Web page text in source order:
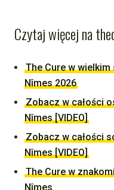
Czytaj więcej na
The Cure w
Nîmes 2026
Zobacz w całości
Nîmes [VIDEO]
Zobacz w całości
Nîmes [VIDEO]
The Cure w
Nîmes